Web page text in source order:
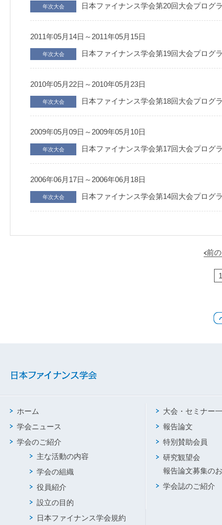
年次大会 日本ファイナンス学会第20回大会プログ
2011年05月14日～2011年05月15日
年次大会 日本ファイナンス学会第19回大会プログ
2010年05月22日～2010年05月23日
年次大会 日本ファイナンス学会第18回大会プログ
2009年05月09日～2009年05月10日
年次大会 日本ファイナンス学会第17回大会プログ
2006年06月17日～2006年06月18日
年次大会 日本ファイナンス学会第14回大会プログ
前
1
ホーム
学会ニュース
学会のご紹介
主な活動の内容
学会の組織
役員紹介
設立の目的
日本ファイナンス学会規約
大会・セミナー
報告論文
特別賛助会員
研究観望会
報告論文募集の
学会誌のご紹介